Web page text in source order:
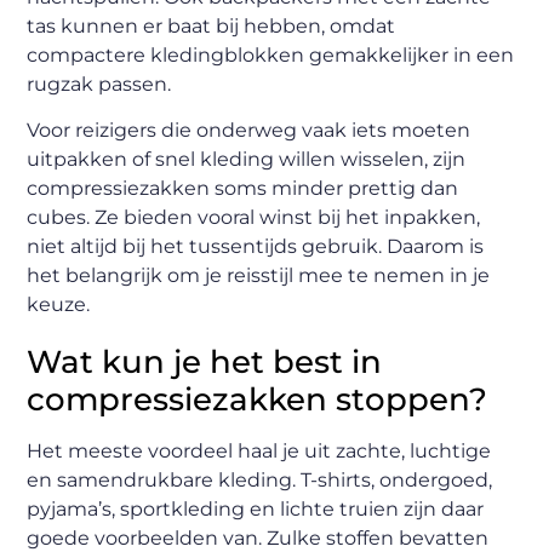
tas kunnen er baat bij hebben, omdat
compactere kledingblokken gemakkelijker in een
rugzak passen.
Voor reizigers die onderweg vaak iets moeten
uitpakken of snel kleding willen wisselen, zijn
compressiezakken soms minder prettig dan
cubes. Ze bieden vooral winst bij het inpakken,
niet altijd bij het tussentijds gebruik. Daarom is
het belangrijk om je reisstijl mee te nemen in je
keuze.
Wat kun je het best in
compressiezakken stoppen?
Het meeste voordeel haal je uit zachte, luchtige
en samendrukbare kleding. T-shirts, ondergoed,
pyjama’s, sportkleding en lichte truien zijn daar
goede voorbeelden van. Zulke stoffen bevatten